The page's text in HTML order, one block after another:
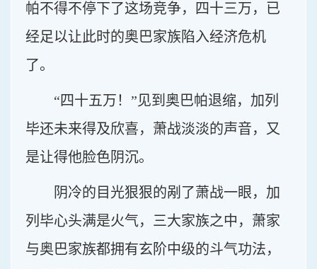
帕不得不停下了这场竞争，四十三万，已
经足以让此时的奥巴家族陷入经济危机
了。
“四十五万！”见到奥巴帕退缩，加列
毕还未来得及欣喜，萧战淡淡的声音，又
是让得他脸色阴沉。
阴冷的目光狠狠的剐了萧战一眼，加
列毕心头满是火气，三大家族之中，萧家
与奥巴家族都拥有玄阶中级的斗气功法，